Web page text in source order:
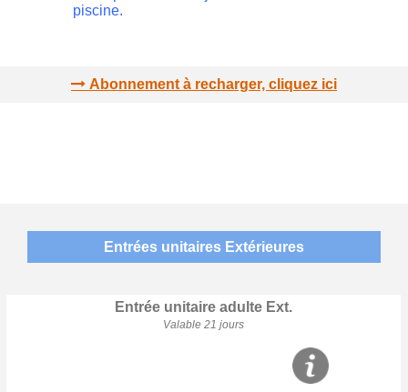
piscine.
Abonnement à recharger, cliquez ici
Entrées unitaires Extérieures
Entrée unitaire adulte Ext.
Valable 21 jours